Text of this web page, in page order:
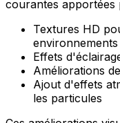
courantes apportées
Textures HD
Effets
Améliorations
Ajout d'effets
les particules